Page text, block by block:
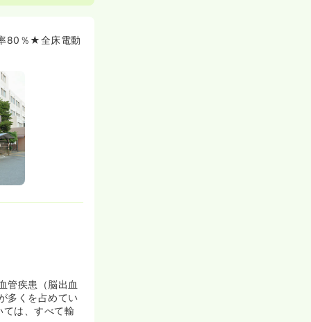
の負担軽減が
しいクラブ
妊娠中の看
来ます♪
80％★全床電動
管疾患（脳出血
多くを占めてい
ては、すべて輸